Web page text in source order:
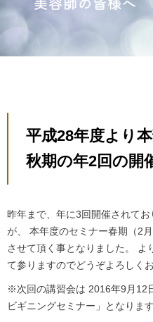
平成28年度より
秋期の年2回の開
昨年まで、年に3回開催されて
が、
本年度のセミナー春期（2
させて頂く事となりました。
よ
て参りますのでどうぞよろしく
※次回の講習会は 2016年9月12
ビギニングセミナー」となります